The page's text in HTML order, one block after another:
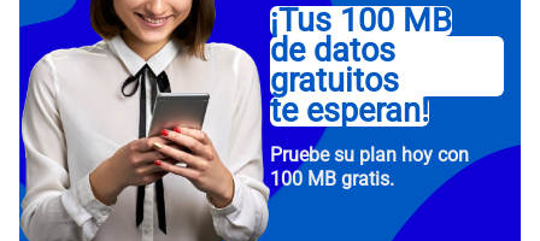
¡Tus 100 MB
de datos
gratuitos
te esperan!
Pruebe su plan hoy con
100 MB gratis.